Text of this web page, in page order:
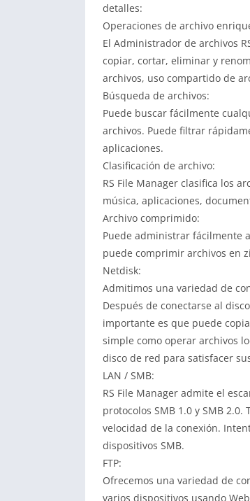
detalles:
Operaciones de archivo
El Administrador de archivos
copiar, cortar, eliminar y
archivos, uso compartido de
Búsqueda de archivos:
Puede buscar fácilmente
archivos. Puede filtrar
aplicaciones.
Clasificación de archivo:
RS File Manager clasifica los
música, aplicaciones,
Archivo comprimido:
Puede administrar fácilmente
puede comprimir archivos en
Netdisk:
Admitimos una variedad de
Después de conectarse al
importante es que puede
simple como operar archivos
disco de red para satisfacer
LAN / SMB:
RS File Manager admite el
protocolos SMB 1.0 y SMB
velocidad de la conexión.
dispositivos SMB.
FTP:
Ofrecemos una variedad de
varios dispositivos usando